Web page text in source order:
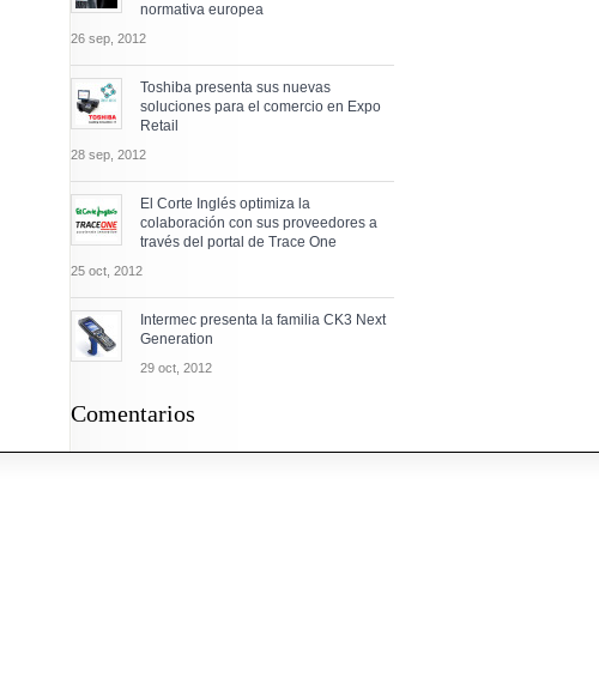
normativa europea
26 sep, 2012
Toshiba presenta sus nuevas
soluciones para el comercio en Expo
Retail
28 sep, 2012
El Corte Inglés optimiza la
colaboración con sus proveedores a
través del portal de Trace One
25 oct, 2012
Intermec presenta la familia CK3 Next
Generation
29 oct, 2012
Comentarios